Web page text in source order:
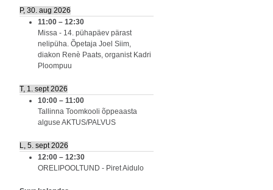
P, 30. aug 2026
11:00 – 12:30
Missa - 14. pühapäev pärast
nelipüha. Õpetaja Joel Siim,
diakon Renè Paats, organist Kadri
Ploompuu
T, 1. sept 2026
10:00 – 11:00
Tallinna Toomkooli õppeaasta
alguse AKTUS/PALVUS
L, 5. sept 2026
12:00 – 12:30
ORELIPOOLTUND - Piret Aidulo